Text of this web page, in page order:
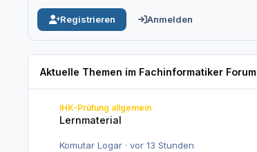
Registrieren Anmelden
Aktuelle Themen im Fachinformatiker Forum
IHK-Prüfung allgemein
Lernmaterial
Komutar Logar· vor 13 Stunden